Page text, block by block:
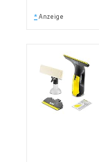
* Anzeige